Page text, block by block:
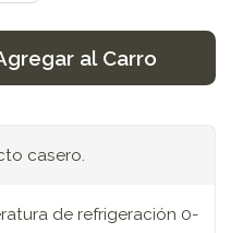
al Carro
casero.
de refrigeración 0-